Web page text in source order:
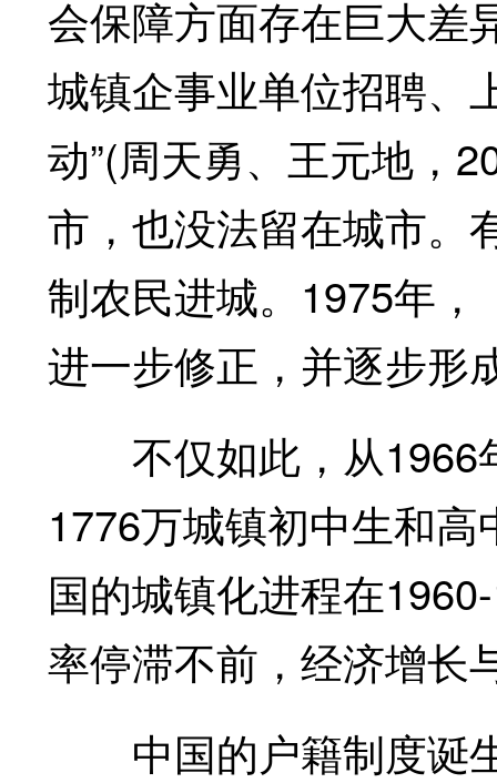
会保障方面存在巨大差
城镇企事业单位招聘、
动”(周天勇、王元地，
市，也没法留在城市。
制农民进城。1975年
进一步修正，并逐步形
不仅如此，从1966
1776万城镇初中生和高
国的城镇化进程在
率停滞不前，经济增
中国的户籍制度诞